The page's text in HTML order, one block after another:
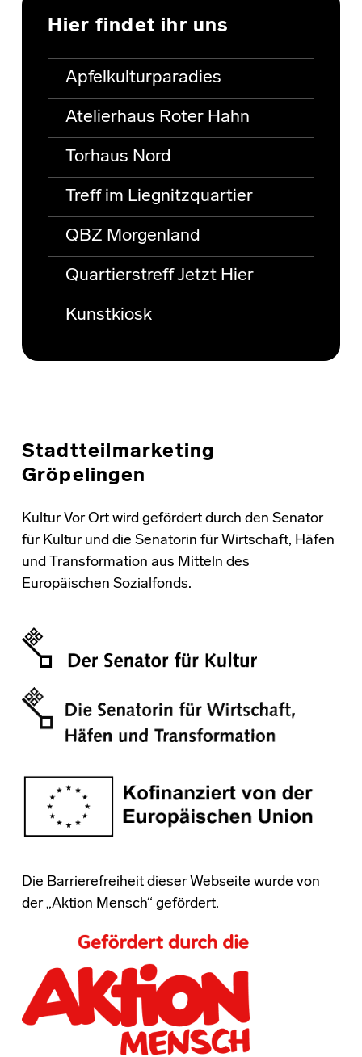
Hier findet ihr uns
Apfelkulturparadies
Atelierhaus Roter Hahn
Torhaus Nord
Treff im Liegnitzquartier
QBZ Morgenland
Quartierstreff Jetzt Hier
Kunstkiosk
Stadtteilmarketing
Gröpelingen
Kultur Vor Ort wird gefördert durch den Senator
für Kultur und die Senatorin für Wirtschaft, Häfen
und Transformation aus Mitteln des
Europäischen Sozialfonds.
Die Barrierefreiheit dieser Webseite wurde von
der „Aktion Mensch“ gefördert.